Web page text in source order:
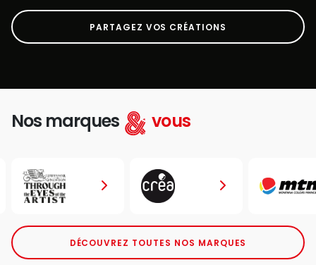
PARTAGEZ VOS CRÉATIONS
Nos marques vous
DÉCOUVREZ TOUTES NOS MARQUES